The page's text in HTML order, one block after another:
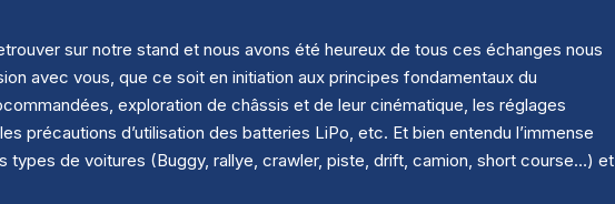
sur notre stand et nous avons été heureux de tous ces échanges nous
avec vous, que ce soit en initiation aux principes fondamentaux du
exploration de châssis et de leur cinématique, les réglages
précautions d’utilisation des batteries LiPo, etc. Et bien entendu l’immense
types de voitures (Buggy, rallye, crawler, piste, drift, camion, short course…) et